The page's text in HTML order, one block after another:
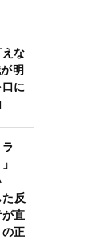
えな
明
に
反
直
正